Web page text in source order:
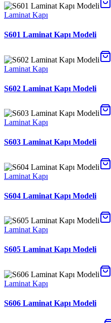
Laminat Kapı
S601 Laminat Kapı Modeli
Laminat Kapı
S602 Laminat Kapı Modeli
Laminat Kapı
S603 Laminat Kapı Modeli
Laminat Kapı
S604 Laminat Kapı Modeli
Laminat Kapı
S605 Laminat Kapı Modeli
Laminat Kapı
S606 Laminat Kapı Modeli